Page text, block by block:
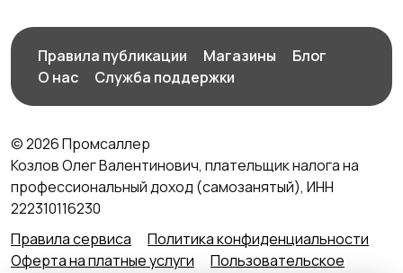
Правила публикации Магазины
Блог
О нас
Служба поддержки
© 2026 Промсаллер
Козлов Олег Валентинович, плательщик налога на
профессиональный доход (самозанятый), ИНН
222310116230
Правила сервиса
Политика конфиденциальности
Оферта на платные услуги
Пользовательское